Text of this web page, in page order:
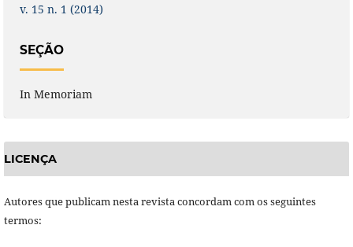
v. 15 n. 1 (2014)
SEÇÃO
In Memoriam
LICENÇA
Autores que publicam nesta revista concordam com os seguintes
termos: